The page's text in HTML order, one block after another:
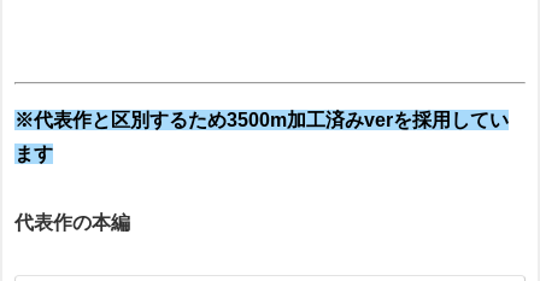
※代表作と区別するため3500m加工済みverを採用してい
ます
代表作の本編